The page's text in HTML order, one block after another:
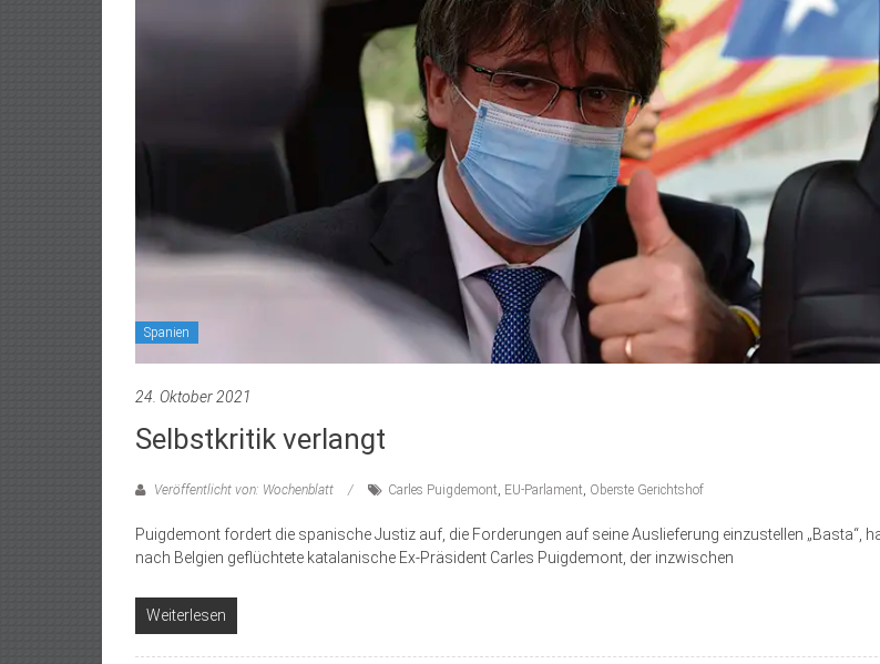
Spanien
24. Oktober 2021
Selbstkritik verlangt
Veröffentlicht von: Wochenblatt Carles Puigdemont EU-Parlament Oberste Gerichtshof
Puigdemont fordert die spanische Justiz auf, die Forderungen auf seine Auslieferung einzustellen „Basta“,
nach Belgien geflüchtete katalanische Ex-Präsident Carles Puigdemont, der inzwischen
Weiterlesen